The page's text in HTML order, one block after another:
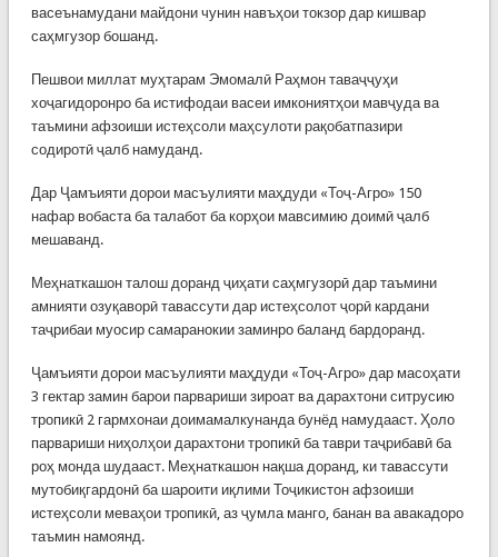
васеънамудани майдони чунин навъҳои токзор дар кишвар
саҳмгузор бошанд.
Пешвои миллат муҳтарам Эмомалӣ Раҳмон таваҷҷуҳи
хоҷагидоронро ба истифодаи васеи имкониятҳои мавҷуда ва
таъмини афзоиши истеҳсоли маҳсулоти рақобатпазири
содиротӣ ҷалб намуданд.
Дар Ҷамъияти дорои масъулияти маҳдуди «Тоҷ-Агро» 150
нафар вобаста ба талабот ба корҳои мавсимию доимӣ ҷалб
мешаванд.
Меҳнаткашон талош доранд ҷиҳати саҳмгузорӣ дар таъмини
амнияти озуқаворӣ тавассути дар истеҳсолот ҷорӣ кардани
таҷрибаи муосир самаранокии заминро баланд бардоранд.
Ҷамъияти дорои масъулияти маҳдуди «Тоҷ-Агро» дар масоҳати
3 гектар замин барои парвариши зироат ва дарахтони ситрусию
тропикӣ 2 гармхонаи доимамалкунанда бунёд намудааст. Ҳоло
парвариши ниҳолҳои дарахтони тропикӣ ба таври таҷрибавӣ ба
роҳ монда шудааст. Меҳнаткашон нақша доранд, ки тавассути
мутобиқгардонӣ ба шароити иқлими Тоҷикистон афзоиши
истеҳсоли меваҳои тропикӣ, аз ҷумла манго, банан ва авакадоро
таъмин намоянд.